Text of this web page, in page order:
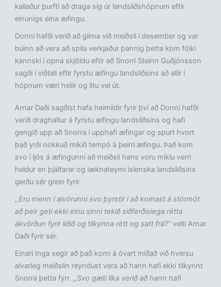
kallaður þurfti að draga sig úr landsliðshópnum eftir
einunigs eina æfingu.
Donni hafði verið að glíma við meiðsli í desember og var
búinn að vera að spila verkjaður þannig þetta kom fólki
kannski í opna skjöldu eftir að Snorri Steinn Guðjónsson
sagði í viðtali eftir fyrstu æfingu landsliðsins að allir í
hópnum væri heilir og litu vel út.
Arnar Daði sagðist hafa heimildir fyrir því að Donni hefði
verið draghaltur á fyrstu æfingu landsliðsins og hafi
gengið upp að Snorra í upphafi æfingar og spurt hvort
það yrði nokkuð mikið tempó á þeirri æfingu. Það kom
svo í ljós á æfingunni að meiðsli hans voru miklu verri
heldur en þjálfarar og læknateymi íslenska landsliðsins
gerðu sér grein fyrir.
,,Eru menn í alvörunni svo þyrstir í að komast á stórmót
að þeir geti ekki einu sinni tekið siðferðislega rétta
ákvörðun fyrir liðið og tilkynna rétt og satt frá?" velti Arnar
Daði fyrir sér.
Einari Inga segir að það komi á óvart miðað við hversu
alvarleg meiðslin reyndust vera að hann hafi ekki tilkynnt
Snorra þetta fyrr. ,,Svo gæti líka verið að hann hafi